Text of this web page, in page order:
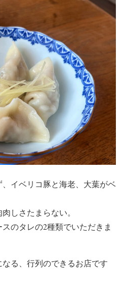
イベリコ豚と海老、大葉がベ
しさたまらない。
のタレの2種類でいただきま
る、行列のできるお店です